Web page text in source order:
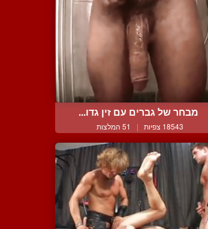
מבחר של גברים עם זין גדו...
18543 צפיות | 51 המלצות